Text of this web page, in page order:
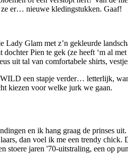
ze er… nieuwe kledingstukken. Gaaf!
Glam met z’n gekleurde
Pien te gek (ze heeft ‘m al
uit tal van comfortabele shirts,
een stapje verder… letterlijk,
kiezen voor welke jurk we gaan.
en ik hang graag de prinses
dan voel ik me een trendy
stoere jaren '70-uitstraling, een op